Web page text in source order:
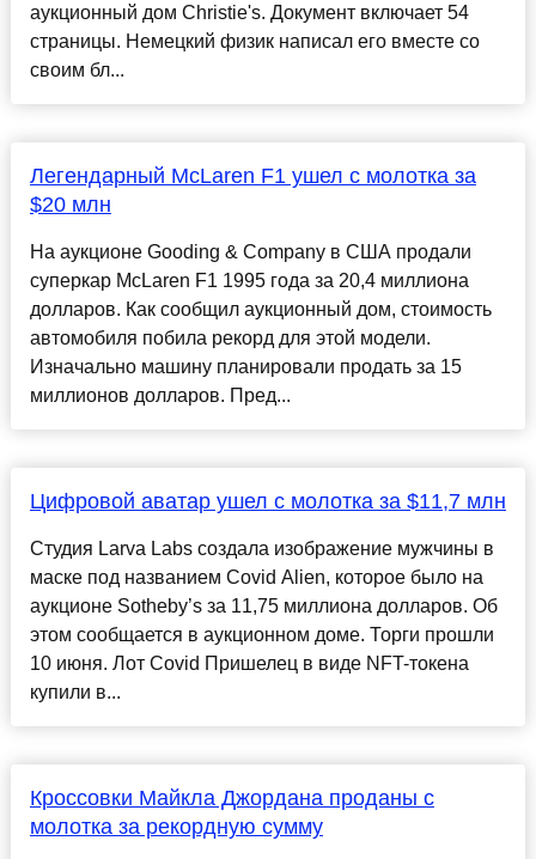
аукционный дом Christie's. Документ включает 54
страницы. Немецкий физик написал его вместе со
своим бл...
Легендарный McLaren F1 ушел с молотка за
$20 млн
На аукционе Gooding & Company в США продали
суперкар McLaren F1 1995 года за 20,4 миллиона
долларов. Как сообщил аукционный дом, стоимость
автомобиля побила рекорд для этой модели.
Изначально машину планировали продать за 15
миллионов долларов. Пред...
Цифровой аватар ушел с молотка за $11,7 млн
Cтудия Larva Labs создала изображение мужчины в
маске под названием Covid Alien, которое было на
аукционе Sotheby’s за 11,75 миллиона долларов. Об
этом сообщается в аукционном доме. Торги прошли
10 июня. Лот Covid Пришелец в виде NFT-токена
купили в...
Кроссовки Майкла Джордана проданы с
молотка за рекордную сумму